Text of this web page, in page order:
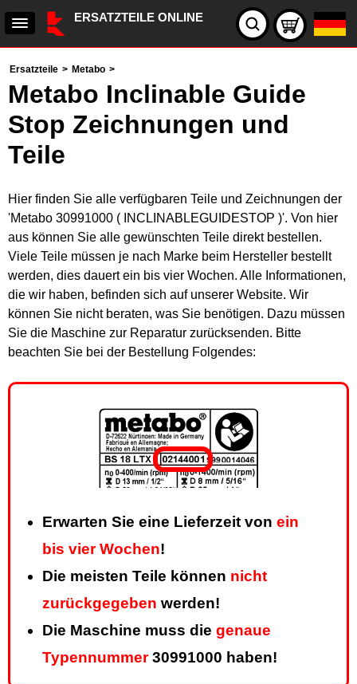
ERSATZTEILE ONLINE
Ersatzteile > Metabo >
Metabo Inclinable Guide
Stop Zeichnungen und
Teile
Hier finden Sie alle verfügbaren Teile und Zeichnungen der
'Metabo 30991000 ( INCLINABLEGUIDESTOP )'. Von hier
aus können Sie alle gewünschten Teile direkt bestellen.
Viele Teile müssen je nach Marke beim Hersteller bestellt
werden, dies dauert ein bis vier Wochen. Alle Informationen,
die wir haben, befinden sich auf unserer Website. Wir
können Sie nicht beraten, was Sie benötigen. Dazu müssen
Sie die Maschine zur Reparatur zurücksenden. Bitte
beachten Sie bei der Bestellung Folgendes:
Erwarten Sie eine Lieferzeit von ein
bis vier Wochen!
Die meisten Teile können nicht
zurückgegeben werden!
Die Maschine muss die genaue
Typennummer30991000 haben!